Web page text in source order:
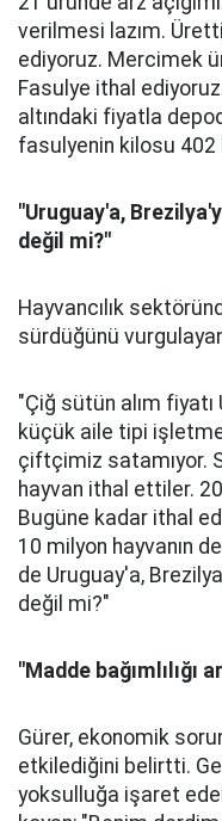
verilmesi lazım.
ediyoruz. Mercimek
Fasulye ithal
altındaki fiyatla
fasulyenin kilosu 402
"Uruguay'a,
değil mi?"
Hayvancılık
sürdüğünü
"Çiğ sütün alım
küçük aile tipi
çiftçimiz satamıyor.
hayvan ithal ettiler.
Bugüne kadar ithal
10 milyon hayvanın
de Uruguay'a,
değil mi?"
"Madde bağımlılığı
Gürer, ekonomik
etkilediğini belirtti.
yoksulluğa işaret